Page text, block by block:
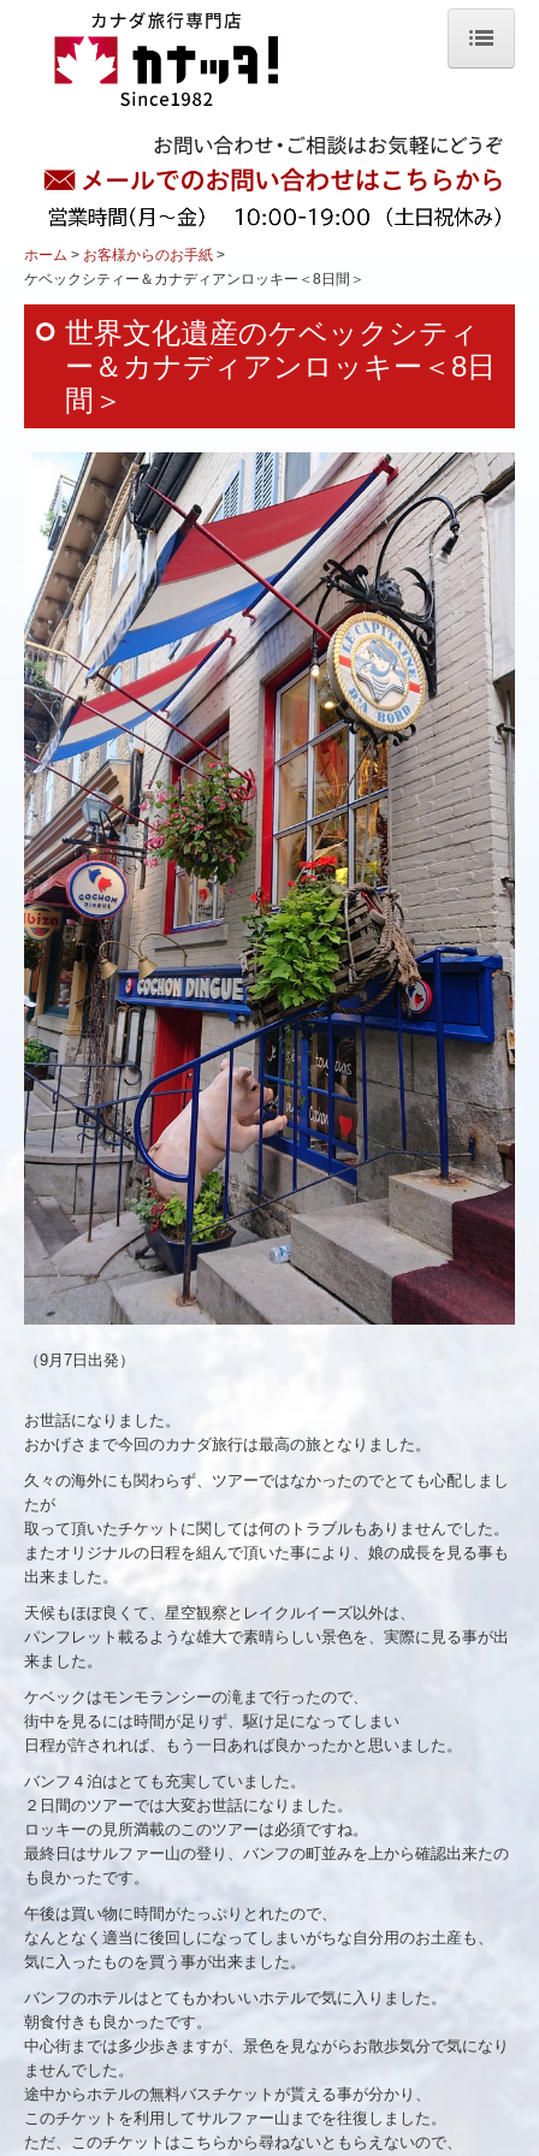
組み立てプラン
人気ツアー
プリンスエドワード島
カナディアンロッキー
オーロラ観賞
紅葉・秋色カナダ
スキー&スノーボード
お客様からのお手紙
初めての方へ
安心ネットワーク
お問合せからご出発まで
標準旅行業約款
個人情報について
よくある質問（FAQ）
お役立ち情報
ホーム
お客様からのお手紙
ケベックシティー＆カナディアンロッキー＜8日間＞
世界文化遺産のケベックシティ
ー＆カナディアンロッキー＜8日
間＞
（9月7日出発）
お世話になりました。
おかげさまで今回のカナダ旅行は最高の旅となりました。
久々の海外にも関わらず、ツアーではなかったのでとても心配しまし
たが
取って頂いたチケットに関しては何のトラブルもありませんでした。
またオリジナルの日程を組んで頂いた事により、娘の成長を見る事も
出来ました。
天候もほぼ良くて、星空観察とレイクルイーズ以外は、
パンフレット載るような雄大で素晴らしい景色を、実際に見る事が出
来ました。
ケベックはモンモランシーの滝まで行ったので、
街中を見るには時間が足りず、駆け足になってしまい
日程が許されれば、もう一日あれば良かったかと思いました。
バンフ４泊はとても充実していました。
２日間のツアーでは大変お世話になりました。
ロッキーの見所満載のこのツアーは必須ですね。
最終日はサルファー山の登り、バンフの町並みを上から確認出来たの
も良かったです。
午後は買い物に時間がたっぷりとれたので、
なんとなく適当に後回しになってしまいがちな自分用のお土産も、
気に入ったものを買う事が出来ました。
バンフのホテルはとてもかわいいホテルで気に入りました。
朝食付きも良かったです。
中心街までは多少歩きますが、景色を見ながらお散歩気分で気になり
ませんでした。
途中からホテルの無料バスチケットが貰える事が分かり、
このチケットを利用してサルファー山までを往復しました。
ただ、このチケットはこちらから尋ねないともらえないので、